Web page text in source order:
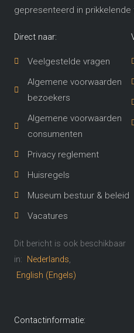
gepresenteerd in prikkelende
Direct naar:
Veelgestelde vragen
Algemene voorwaarden
bezoekers
Algemene voorwaarden
consumenten
Privacy reglement
Huisregels
Museum bestuur & beleid
Vacatures
Dit bericht is ook beschikbaar
in: Nederlands
English (Engels)
Contactinformatie: